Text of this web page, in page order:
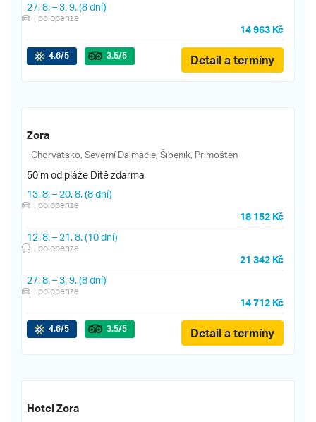
27. 8.–3. 9.(8 dní)
| polopenze
14 963 Kč
4.6/5 3.5/5 Detail a termíny
Zora
Chorvatsko, Severní Dalmácie, Šibenik, Primošten
50 m od pláže Dítě zdarma
13. 8.– 20. 8.(8 dní)
| polopenze
18 152 Kč
12. 8.– 21. 8.(10 dní)
| polopenze
21 342 Kč
27. 8.–3. 9.(8 dní)
| polopenze
14 712 Kč
4.6/5 3.5/5 Detail a termíny
Hotel Zora